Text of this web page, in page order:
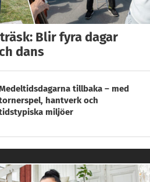
Blir fyra dagar
dans
tillbaka – med
hantverk och
miljöer